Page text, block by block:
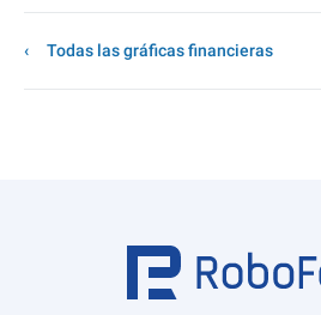
Todas las gráficas financieras